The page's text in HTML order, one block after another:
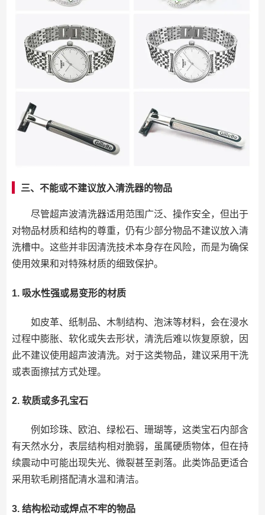
三、不能或不建议放入清洗器的物品
尽管超声波清洗器适用范围广泛、操作安全，但出于
对物品材质和结构的尊重，仍有少部分物品不建议放入清
洗槽中。这些并非因清洗技术本身存在风险，而是为确保
使用效果和对特殊材质的细致保护。
1. 吸水性强或易变形的材质
如皮革、纸制品、木制结构、泡沫等材料，会在浸水
过程中膨胀、软化或失去形状，清洗后难以恢复原貌，因
此不建议使用超声波清洗。对于这类物品，建议采用干洗
或表面擦拭方式处理。
2. 软质或多孔宝石
例如珍珠、欧泊、绿松石、珊瑚等，这类宝石内部含
有天然水分，表层结构相对脆弱，虽属硬质物体，但在持
续震动中可能出现失光、微裂甚至剥落。此类饰品更适合
采用软毛刷搭配清水温和清洁。
3. 结构松动或焊点不牢的物品